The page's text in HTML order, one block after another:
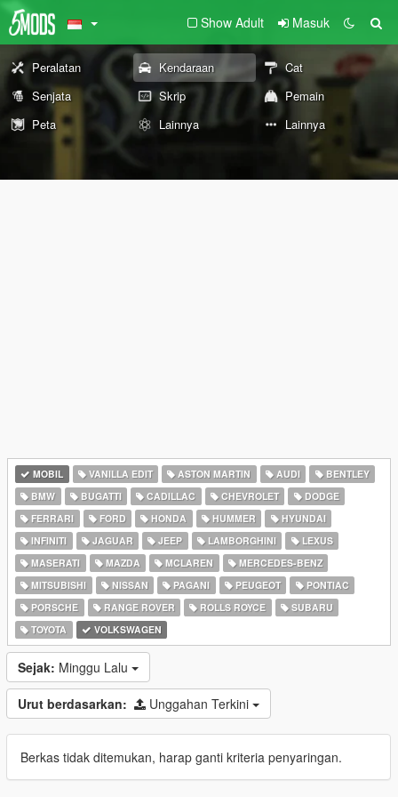
Show Adult Masuk
Peralatan Kendaraan
Cat
Senjata
Skrip
Pemain
Peta
Lainnya Lainnya
MOBIL VANILLA EDIT ASTON MARTIN AUDI
BENTLEY
BMW
BUGATTI CADILLAC CHEVROLET
DODGE
FERRARI
FORD HONDA HUMMER
HYUNDAI
INFINITI
JAGUAR JEEP LAMBORGHINI
LEXUS
MASERATI
MAZDA MCLAREN
MERCEDES-BENZ
MITSUBISHI
NISSAN PAGANI PEUGEOT
PONTIAC
PORSCHE
RANGE ROVER ROLLS ROYCE
SUBARU
TOYOTA
VOLKSWAGEN
Sejak: Minggu Lalu
Urut berdasarkan: Unggahan Terkini
Berkas tidak ditemukan, harap ganti kriteria penyaringan.